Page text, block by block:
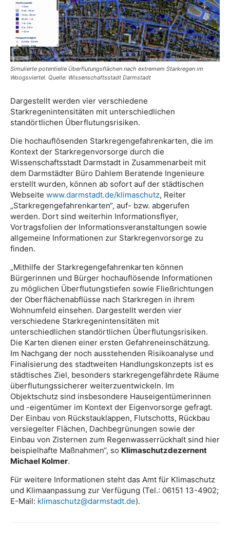
Simulierte potentielle Überflutungsflächen nach extremem Starkregen im
Woogsviertel. Quelle: Wissenschaftsstadt Darmstadt
Dargestellt werden vier verschiedene
Starkregenintensitäten mit unterschiedlichen
standörtlichen Überflutungsrisiken.
Die hochauflösenden Starkregengefahrenkarten, die im
Kontext der Starkregenvorsorge durch die
Wissenschaftsstadt Darmstadt in Zusammenarbeit mit
dem Darmstädter Büro Dahlem Beratende Ingenieure
erstellt wurden, können ab sofort auf der städtischen
Webseite www.darmstadt.de/klimaschutz, Reiter
„Starkregengefahrenkarten“, auf- bzw. abgerufen
werden. Dort sind weiterhin Informationsflyer,
Vortragsfolien der Informationsveranstaltungen sowie
allgemeine Informationen zur Starkregenvorsorge zu
finden.
„Mithilfe der Starkregengefahrenkarten können
Bürgerinnen und Bürger hochauflösende Informationen
zu möglichen Überflutungstiefen sowie Fließrichtungen
der Oberflächenabflüsse nach Starkregen in ihrem
Wohnumfeld einsehen. Dargestellt werden vier
verschiedene Starkregenintensitäten mit
unterschiedlichen standörtlichen Überflutungsrisiken.
Die Karten dienen einer ersten Gefahreneinschätzung.
Im Nachgang der noch ausstehenden Risikoanalyse und
Finalisierung des stadtweiten Handlungskonzepts ist es
städtisches Ziel, besonders starkregengefährdete Räume
überflutungssicherer weiterzuentwickeln. Im
Objektschutz sind insbesondere Hauseigentümerinnen
und -eigentümer im Kontext der Eigenvorsorge gefragt.
Der Einbau von Rückstauklappen, Flutschotts, Rückbau
versiegelter Flächen, Dachbegrünungen sowie der
Einbau von Zisternen zum Regenwasserrückhalt sind hier
beispielhafte Maßnahmen“, so Klimaschutzdezernent
Michael Kolmer.
Für weitere Informationen steht das Amt für Klimaschutz
und Klimaanpassung zur Verfügung (Tel.: 06151 13-4902;
E-Mail: klimaschutz@darmstadt.de).